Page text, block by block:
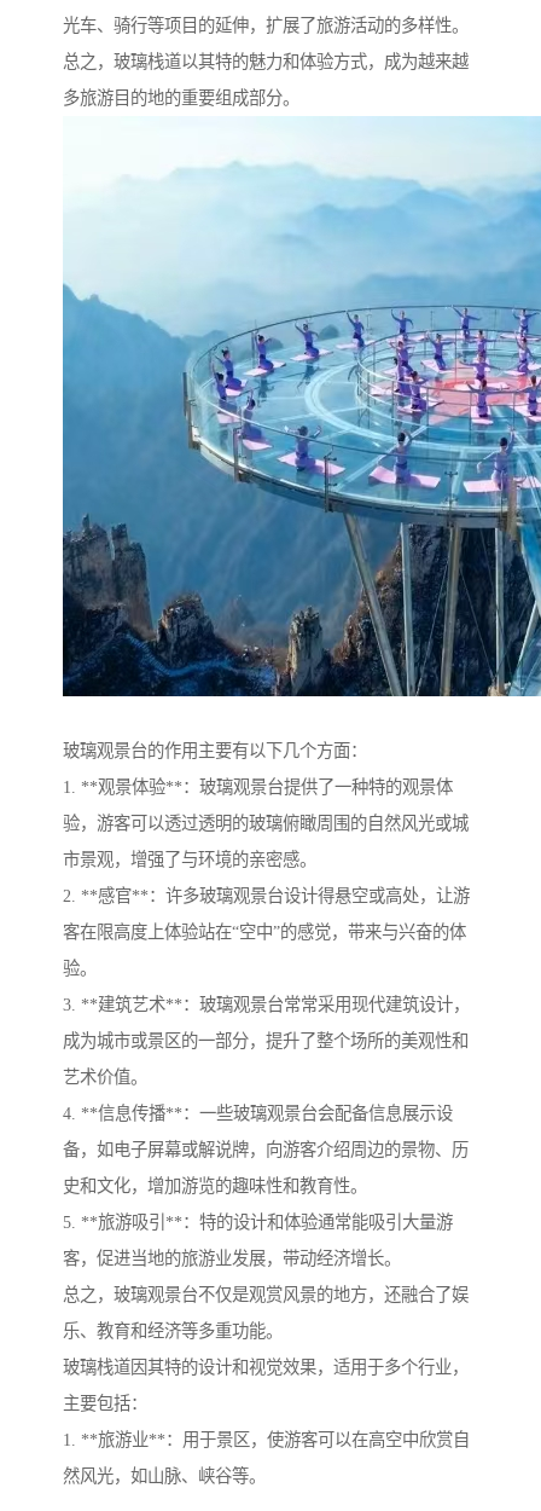
光车、骑行等项目的延伸，扩展了旅游活动的多样性。
总之，玻璃栈道以其特的魅力和体验方式，成为越来越
多旅游目的地的重要组成部分。
玻璃观景台的作用主要有以下几个方面：
1. **观景体验**：玻璃观景台提供了一种特的观景体
验，游客可以透过透明的玻璃俯瞰周围的自然风光或城
市景观，增强了与环境的亲密感。
2. **感官**：许多玻璃观景台设计得悬空或高处，让游
客在限高度上体验站在“空中”的感觉，带来与兴奋的体
验。
3. **建筑艺术**：玻璃观景台常常采用现代建筑设计，
成为城市或景区的一部分，提升了整个场所的美观性和
艺术价值。
4. **信息传播**：一些玻璃观景台会配备信息展示设
备，如电子屏幕或解说牌，向游客介绍周边的景物、历
史和文化，增加游览的趣味性和教育性。
5. **旅游吸引**：特的设计和体验通常能吸引大量游
客，促进当地的旅游业发展，带动经济增长。
总之，玻璃观景台不仅是观赏风景的地方，还融合了娱
乐、教育和经济等多重功能。
玻璃栈道因其特的设计和视觉效果，适用于多个行业，
主要包括：
1. **旅游业**：用于景区，使游客可以在高空中欣赏自
然风光，如山脉、峡谷等。